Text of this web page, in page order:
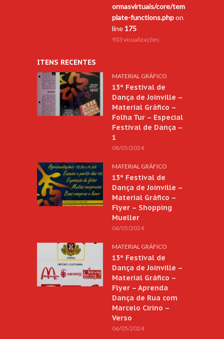
ormasvirtuais/core/tem
plate-functions.phpon
line 175
933 visualizações
ITENS RECENTES
MATERIAL GRÁFICO
13º Festival de
Dança de Joinville –
Material Gráfico –
Folha Tur – Especial
Festival de Dança –
1
08/05/2024
MATERIAL GRÁFICO
13º Festival de
Dança de Joinville –
Material Gráfico –
Flyer – Shopping
Mueller
06/05/2024
MATERIAL GRÁFICO
13º Festival de
Dança de Joinville –
Material Gráfico –
Flyer – Aprenda
Dança de Rua com
Marcelo Cirino –
Verso
06/05/2024